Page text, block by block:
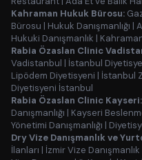
Kahraman Hukuk Bürosu:
Bürosu | Hukuk Danışmanlığı |
Hukuki Danışmanlık |
Rabia Özaslan Clinic
Vadistanbul | İstanbul
Lipödem Diyetisyeni | İstanbul
Diyetisyeni İstanbul
Rabia Özaslan Clinic Kayseri:
Danışmanlığı | Kayseri
Yönetimi Danışmanlığı |
Dry Vize Danışmanlık ve
İlanları | İzmir Vize Danışmanlık